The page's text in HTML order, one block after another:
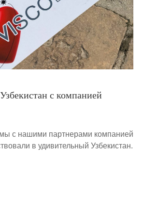
с компанией
с нашими партнерами компанией
в удивительный Узбекистан.